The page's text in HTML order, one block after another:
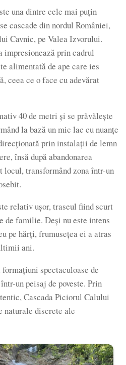
una dintre cele mai puțin
cascade din nordul României,
Cavnic, pe Valea Izvorului.
impresionează prin cadrul
alimentată de ape care ies
ceea ce o face cu adevărat
40 de metri și se prăvălește
la bază un mic lac cu nuanțe
prin instalații de lemn
însă după abandonarea
locul, transformând zona într-un
relativ ușor, traseul fiind scurt
de familie. Deși nu este intens
pe hărți, frumusețea ei a atras
ani.
spectaculoase de
un peisaj de poveste. Prin
Cascada Piciorul Calului
naturale discrete ale